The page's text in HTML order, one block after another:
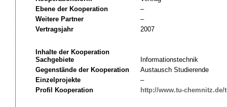
Ebene der Kooperation
–
Weitere Partner
–
Vertragsjahr
2007
Inhalte der Kooperation
Sachgebiete
Informationstechnik
Gegenstände der Kooperation
Austausch Studierende
Einzelprojekte
–
Profil Kooperation
http://www.tu-chemnitz.de/